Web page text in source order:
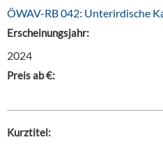
ÖWAV-RB 042: Unterirdische
Erscheinungsjahr:
2024
Preis ab €:
Kurztitel: